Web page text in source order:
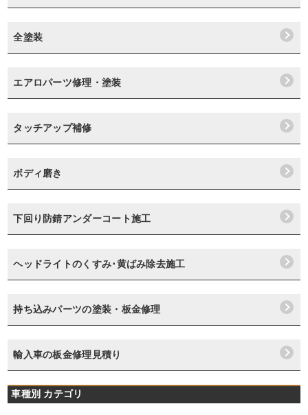
全塗装
エアロパーツ修理・塗装
タッチアップ補修
ボディ磨き
下回り防錆アンダーコート施工
ヘッドライトのくすみ･黄ばみ除去施工
持ち込みパーツの塗装・板金修理
輸入車の板金修理見積り
車種別 カテゴリ